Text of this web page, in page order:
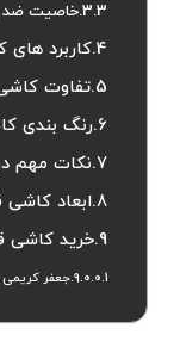
خاصیت ضد
کاربرد
تفاوت
رنگ بندی
نکات مهم
ابعاد
خرید کاشی
جعفر کریمی